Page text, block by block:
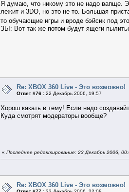
Я думаю, что никому это не надо вапще.
лежит и 3DO, но это не то. Большая
то обучающие игры и вроде бэйсик под
ЗЫ: Вот так же потом будут ящеги
Re: XBOX 360 Live - Это возможно!
Ответ #76 : 22 Декабрь 2006, 19:57
Хорош какать в тему! Если надо
Куда смотрят модераторы вообще?
« Последнее редактирование: 23 Декабрь 2006,
Re: XBOX 360 Live - Это возможно!